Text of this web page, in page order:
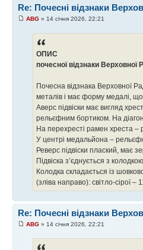
Re: Почесні відзнаки
ABG » 14 січня 2026, 22:21
ОПИС
почесної відзнаки Верховної
Почесна відзнака Верховної
металів і має форму медалі,
Аверс підвіски має вигляд
рельєфним бортиком. На
На перехресті рамен хреста
У центрі медальйона –
Реверс підвіски плаский, має
Підвіска з’єднується з
Колодка складається із
(зліва направо): світло-сірої
Re: Почесні відзнаки
ABG » 14 січня 2026, 22:21